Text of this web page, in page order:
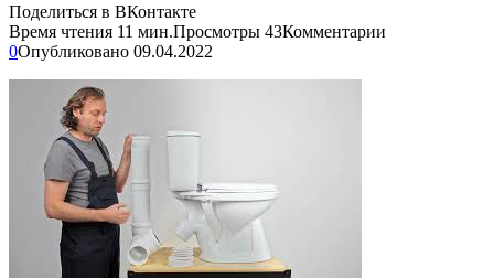
Поделиться в ВКонтакте
Время чтения 11 мин.Просмотры 43Комментарии
0Опубликовано 09.04.2022